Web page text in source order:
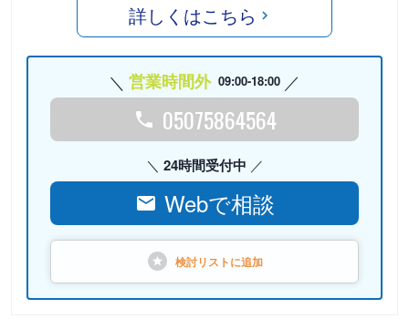
詳しくはこちら
営業時間外 09:00-18:00
05075864564
24時間受付中
Webで相談
検討リストに追加